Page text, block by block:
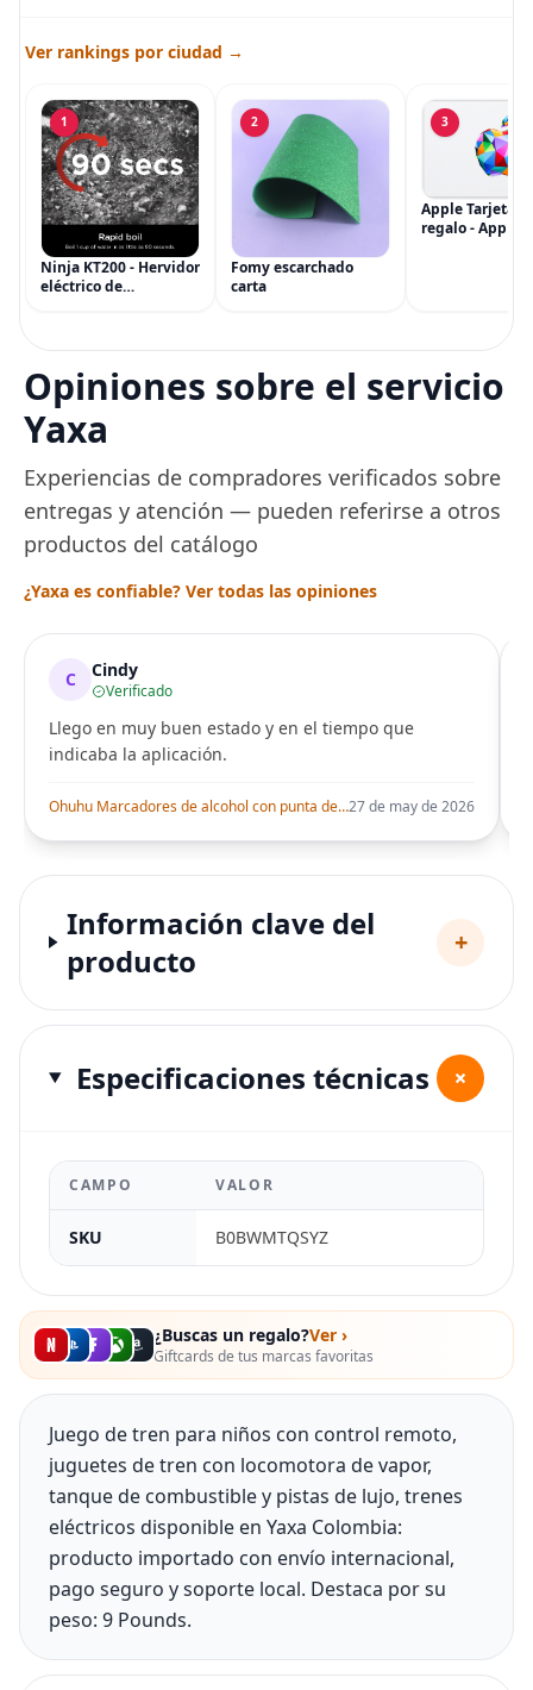
Ver rankings por ciudad →
1
Ninja KT200 - Hervidor
eléctrico de
ajuste de temperatura
de Acero
2
Fomy escarchado
carta
3
Apple Tarjeta
regalo - App
Opiniones sobre el servicio
Yaxa
Experiencias de compradores verificados sobre
entregas y atención — pueden referirse a otros
productos del catálogo
¿Yaxa es confiable? Ver todas las opiniones
C Cindy
Verificado
Llego en muy buen estado y en el tiempo que
indicaba la aplicación.
Ohuhu Marcadores de alcohol con punta de pincel – Juego de marcadores artísticos de doble punta con certificación AP para artistas adultos27 de may de 2026
Información clave del
producto
+
Especificaciones técnicas +
CAMPO VALOR
SKU B0BWMTQSYZ
¿Buscas un regalo?Ver ›
Giftcards de tus marcas favoritas
Juego de tren para niños con control remoto,
juguetes de tren con locomotora de vapor,
tanque de combustible y pistas de lujo, trenes
eléctricos disponible en Yaxa Colombia:
producto importado con envío internacional,
pago seguro y soporte local. Destaca por su
peso: 9 Pounds.